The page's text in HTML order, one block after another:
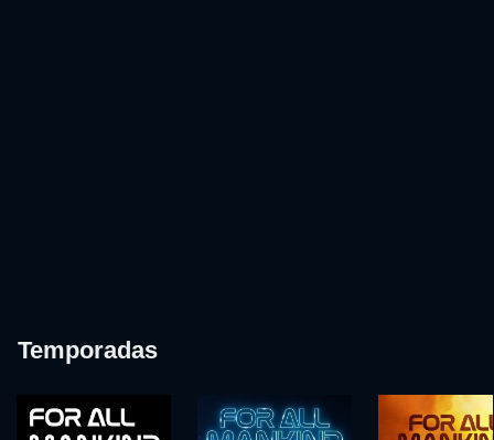
Temporadas